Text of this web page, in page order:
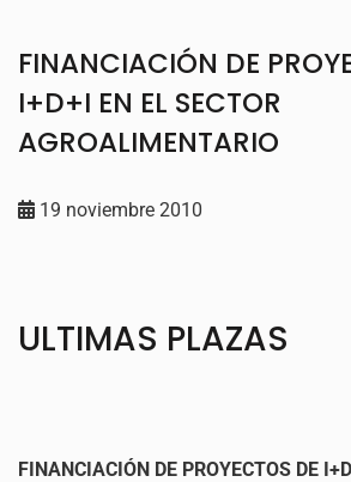
FINANCIACIÓN DE
I+D+I EN EL SECTOR
AGROALIMENTARIO
19 noviembre 2010
ULTIMAS PLAZAS
FINANCIACIÓN DE PROYECTOS DE